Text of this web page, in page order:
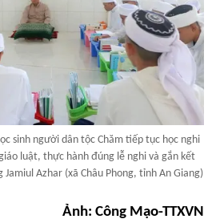
sinh người dân tộc Chăm tiếp tục học nghi
luật, thực hành đúng lễ nghi và gắn kết
Azhar (xã Châu Phong, tỉnh An Giang)
Ảnh: Công Mạo-TTXVN